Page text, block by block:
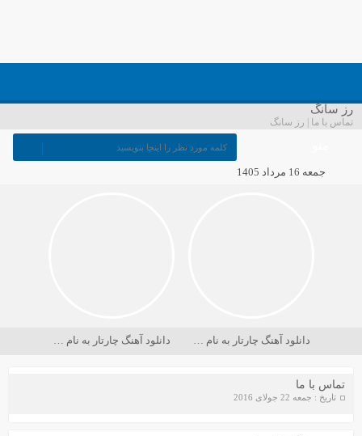
رز سانگ
تماس با ما | رز سانگ
جمعه 16 مرداد 1405
دانلود آهنگ چارتار به نام در حسرت ماه دانلود آهنگ چارتار به نام دریا کجاست
تماس با ما
تاریخ : جمعه 22 جولای 2016